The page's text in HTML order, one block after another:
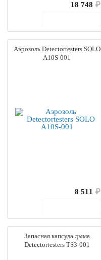
18 748 ₽
Аэрозоль Detectortesters SOLO
A10S-001
8 511 ₽
Запасная капсула дыма
Detectortesters TS3-001